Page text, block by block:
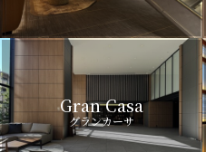
Gran Casa
グランカーサ